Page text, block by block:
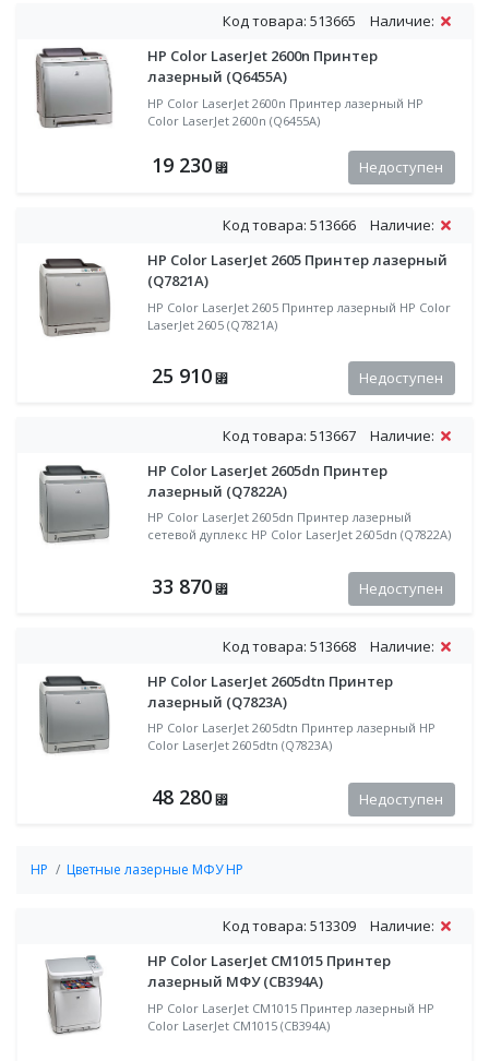
Код товара: 513665
Наличие:
HP Color LaserJet 2600n Принтер
лазерный (Q6455A)
HP Color LaserJet 2600n Принтер лазерный HP
Color LaserJet 2600n (Q6455A)
19 230 ⃏ Недоступен
Код товара: 513666
Наличие:
HP Color LaserJet 2605 Принтер лазерный
(Q7821A)
HP Color LaserJet 2605 Принтер лазерный HP Color
LaserJet 2605 (Q7821A)
25 910 ⃏ Недоступен
Код товара: 513667
Наличие:
HP Color LaserJet 2605dn Принтер
лазерный (Q7822A)
HP Color LaserJet 2605dn Принтер лазерный
сетевой дуплекс HP Color LaserJet 2605dn (Q7822A)
33 870 ⃏ Недоступен
Код товара: 513668
Наличие:
HP Color LaserJet 2605dtn Принтер
лазерный (Q7823A)
HP Color LaserJet 2605dtn Принтер лазерный HP
Color LaserJet 2605dtn (Q7823A)
48 280 ⃏ Недоступен
HP Цветные лазерные МФУ HP
Код товара: 513309
Наличие:
HP Color LaserJet CM1015 Принтер
лазерный МФУ (CB394A)
HP Color LaserJet CM1015 Принтер лазерный HP
Color LaserJet CM1015 (CB394A)